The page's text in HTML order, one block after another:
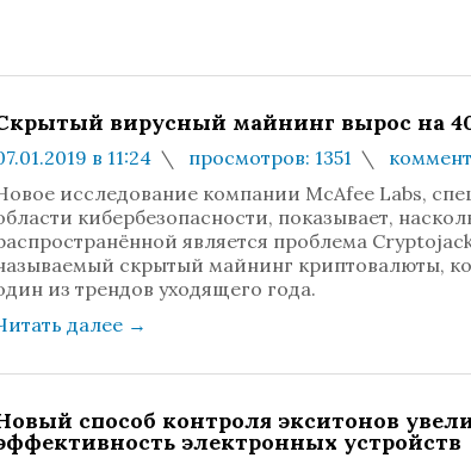
вирусный майнинг вырос на
в 11:24 просмотров: 1351
исследование компании McAfee Labs,
кибербезопасности, показывает,
является проблема
скрытый майнинг криптовалюты,
из трендов уходящего года.
далее →
способ контроля экситонов
электронных устройств